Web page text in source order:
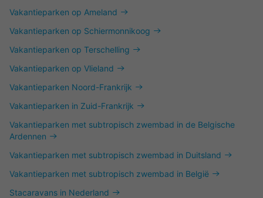
Vakantieparken op Ameland
Vakantieparken op Schiermonnikoog
Vakantieparken op Terschelling
Vakantieparken op Vlieland
Vakantieparken Noord-Frankrijk
Vakantieparken in Zuid-Frankrijk
Vakantieparken met subtropisch zwembad in de Belgische
Ardennen
Vakantieparken met subtropisch zwembad in Duitsland
Vakantieparken met subtropisch zwembad in België
Stacaravans in Nederland